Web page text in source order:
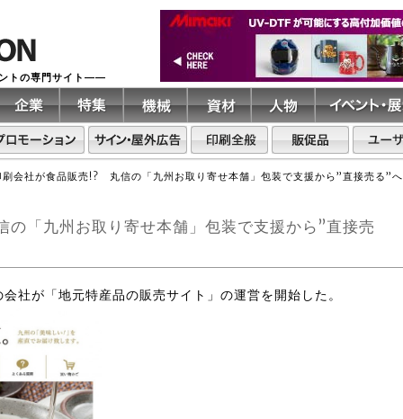
トの専門サイト――
刷会社が食品販売!? 丸信の「九州お取り寄せ本舗」包装で支援から”直接売る”へ
「九州お取り寄せ本舗」包装で支援から”直接売
社が「地元特産品の販売サイト」の運営を開始した。